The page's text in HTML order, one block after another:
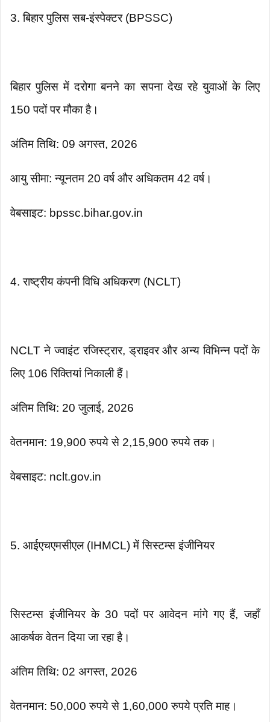
3. बिहार पुलिस सब-इंस्पेक्टर (BPSSC)
बिहार पुलिस में दरोगा बनने का सपना देख रहे युवाओं के लिए
150 पदों पर मौका है।
अंतिम तिथि: 09 अगस्त, 2026
आयु सीमा: न्यूनतम 20 वर्ष और अधिकतम 42 वर्ष।
वेबसाइट: bpssc.bihar.gov.in
4. राष्ट्रीय कंपनी विधि अधिकरण (NCLT)
NCLT ने ज्वाइंट रजिस्ट्रार, ड्राइवर और अन्य विभिन्न पदों के
लिए 106 रिक्तियां निकाली हैं।
अंतिम तिथि: 20 जुलाई, 2026
वेतनमान: 19,900 रुपये से 2,15,900 रुपये तक।
वेबसाइट: nclt.gov.in
5. आईएचएमसीएल (IHMCL) में सिस्टम्स इंजीनियर
सिस्टम्स इंजीनियर के 30 पदों पर आवेदन मांगे गए हैं, जहाँ
आकर्षक वेतन दिया जा रहा है।
अंतिम तिथि: 02 अगस्त, 2026
वेतनमान: 50,000 रुपये से 1,60,000 रुपये प्रति माह।